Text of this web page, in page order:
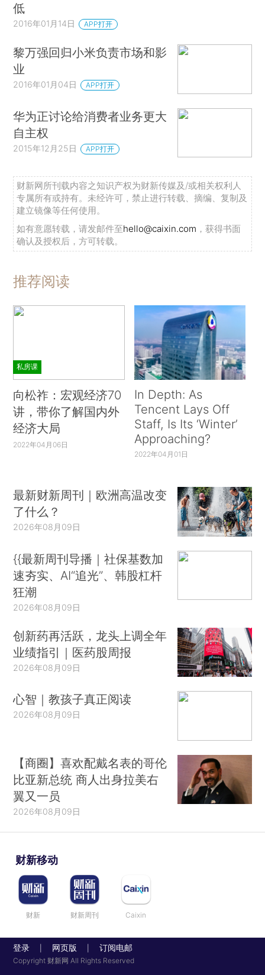
低
2016年01月14日 APP打开
黎万强回归小米负责市场和影
业
2016年01月04日 APP打开
华为正讨论给消费者业务更大
自主权
2015年12月25日 APP打开
财新网所刊载内容之知识产权为财新传媒及/或相关权利人
专属所有或持有。未经许可，禁止进行转载、摘编、复制及
建立镜像等任何使用。
如有意愿转载，请发邮件至hello@caixin.com ，获得书面
确认及授权后，方可转载。
推荐阅读
私房课
向松祚：宏观经济70
讲，带你了解国内外
经济大局
2022年04月06日
In Depth: As
Tencent Lays Off
Staff, Is Its ‘Winter’
Approaching?
2022年04月01日
最新财新周刊｜欧洲高温改变
了什么？
2026年08月09日
{{最新周刊导播｜社保基数加
速夯实、AI“追光”、韩股杠杆
狂潮
2026年08月09日
创新药再活跃，龙头上调全年
业绩指引｜医药股周报
2026年08月09日
心智｜教孩子真正阅读
2026年08月09日
【商圈】喜欢配戴名表的哥伦
比亚新总统 商人出身拉美右
翼又一员
2026年08月09日
财新移动
财新 财新周刊 Caixin
登录 网页版 订阅电邮
Copyright 财新网 All Rights Reserved